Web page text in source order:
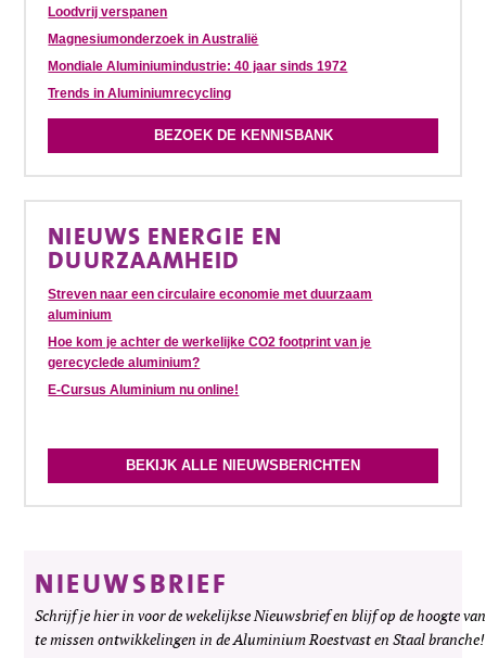
Loodvrij verspanen
Magnesiumonderzoek in Australië
Mondiale Aluminiumindustrie: 40 jaar sinds 1972
Trends in Aluminiumrecycling
BEZOEK DE KENNISBANK
NIEUWS ENERGIE EN
DUURZAAMHEID
Streven naar een circulaire economie met duurzaam
aluminium
Hoe kom je achter de werkelijke CO2 footprint van je
gerecyclede aluminium?
E-Cursus Aluminium nu online!
BEKIJK ALLE NIEUWSBERICHTEN
NIEUWSBRIEF
Schrijf je hier in voor de wekelijkse Nieuwsbrief en blijf op de hoogte
te missen ontwikkelingen in de Aluminium Roestvast en Staal branche!